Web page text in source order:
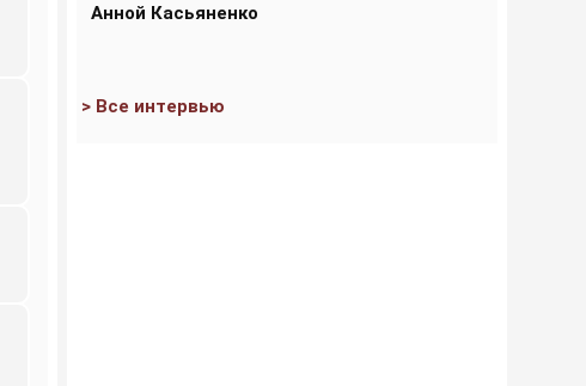
Анной Касьяненко
> Все интервью